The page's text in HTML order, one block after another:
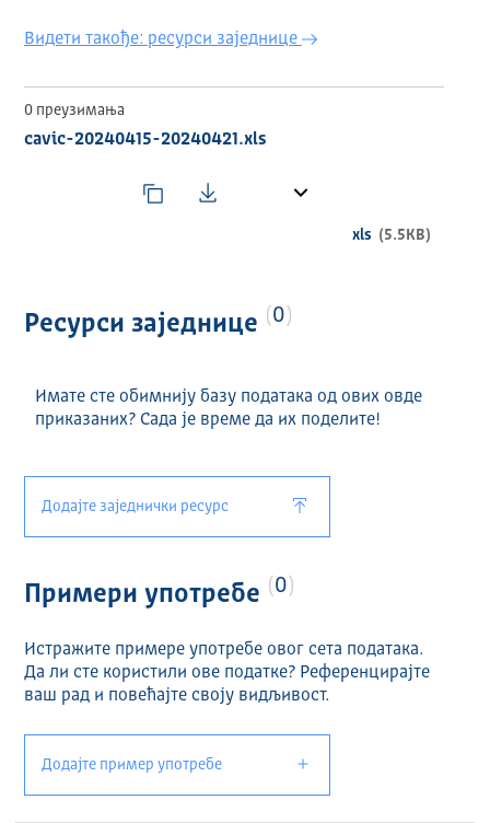
Видети такође: ресурси заједнице
0 преузимања
cavic-20240415-20240421.xls
xls (5.5KB)
Ресурси заједнице 0
Имате сте обимнију базу података од ових овде
приказаних? Сада је време да их поделите!
Додајте заједнички ресурс
Примери употребе 0
Истражите примере употребе овог сета података.
Да ли сте користили ове податке? Референцирајте
ваш рад и повећајте своју видљивост.
Додајте пример употребе